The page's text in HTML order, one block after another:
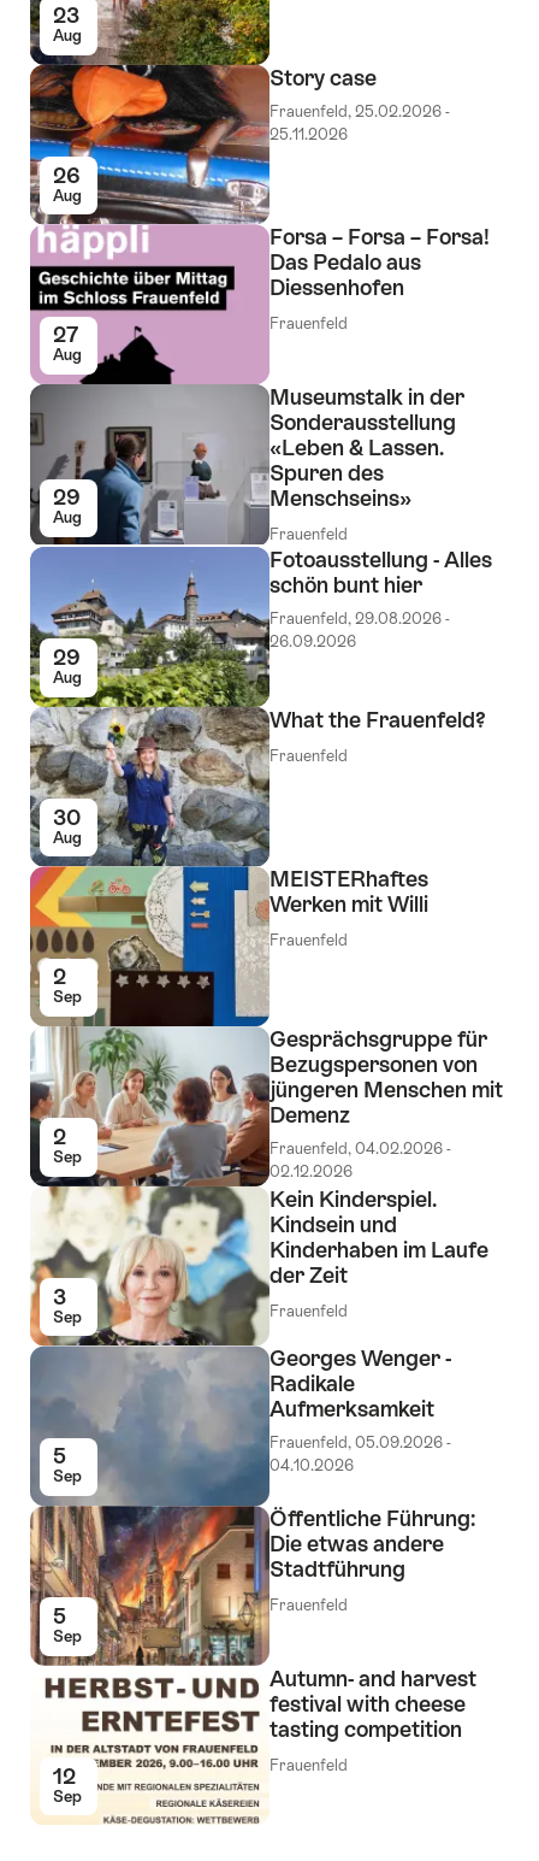
23
Aug
26
Aug
Story case
Frauenfeld, 25.02.2026 -
25.11.2026
27
Aug
Forsa – Forsa – Forsa!
Das Pedalo aus
Diessenhofen
Frauenfeld
29
Aug
Museumstalk in der
Sonderausstellung
«Leben & Lassen.
Spuren des
Menschseins»
Frauenfeld
29
Aug
Fotoausstellung - Alles
schön bunt hier
Frauenfeld, 29.08.2026 -
26.09.2026
30
Aug
What the Frauenfeld?
Frauenfeld
2
Sep
MEISTERhaftes
Werken mit Willi
Frauenfeld
2
Sep
Gesprächsgruppe für
Bezugspersonen von
jüngeren Menschen mit
Demenz
Frauenfeld, 04.02.2026 -
02.12.2026
3
Sep
Kein Kinderspiel.
Kindsein und
Kinderhaben im Laufe
der Zeit
Frauenfeld
5
Sep
Georges Wenger -
Radikale
Aufmerksamkeit
Frauenfeld, 05.09.2026 -
04.10.2026
5
Sep
Öffentliche Führung:
Die etwas andere
Stadtführung
Frauenfeld
12
Sep
Autumn- and harvest
festival with cheese
tasting competition
Frauenfeld